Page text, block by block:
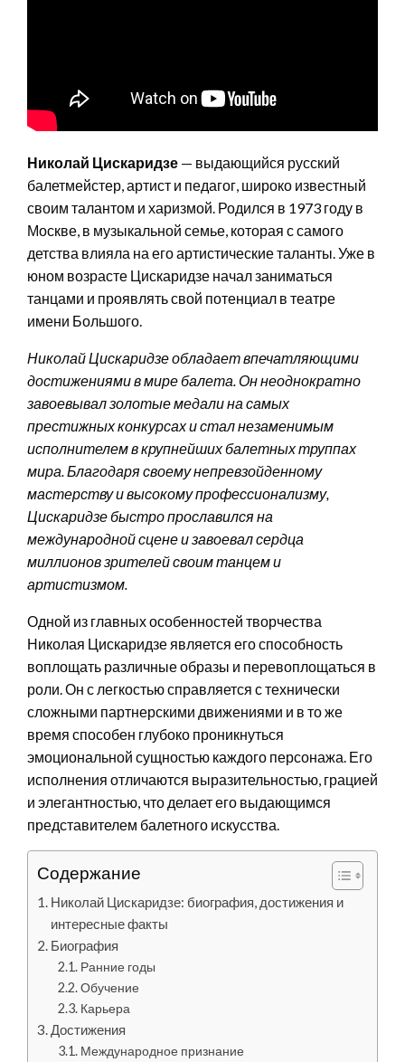
Николай Цискаридзе — выдающийся русский
балетмейстер, артист и педагог, широко известный
своим талантом и харизмой. Родился в 1973 году в
Москве, в музыкальной семье, которая с самого
детства влияла на его артистические таланты. Уже в
юном возрасте Цискаридзе начал заниматься
танцами и проявлять свой потенциал в театре
имени Большого.
Николай Цискаридзе обладает впечатляющими
достижениями в мире балета. Он неоднократно
завоевывал золотые медали на самых
престижных конкурсах и стал незаменимым
исполнителем в крупнейших балетных труппах
мира. Благодаря своему непревзойденному
мастерству и высокому профессионализму,
Цискаридзе быстро прославился на
международной сцене и завоевал сердца
миллионов зрителей своим танцем и
артистизмом.
Одной из главных особенностей творчества
Николая Цискаридзе является его способность
воплощать различные образы и перевоплощаться в
роли. Он с легкостью справляется с технически
сложными партнерскими движениями и в то же
время способен глубоко проникнуться
эмоциональной сущностью каждого персонажа. Его
исполнения отличаются выразительностью, грацией
и элегантностью, что делает его выдающимся
представителем балетного искусства.
Содержание
Николай Цискаридзе: биография, достижения и
интересные факты
Биография
Ранние годы
Обучение
Карьера
Достижения
Международное признание